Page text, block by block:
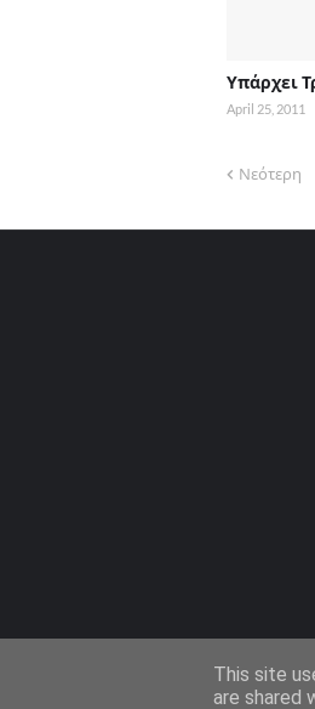
Υπάρχει
April 25, 2011
Νεότερη
This site
are shared